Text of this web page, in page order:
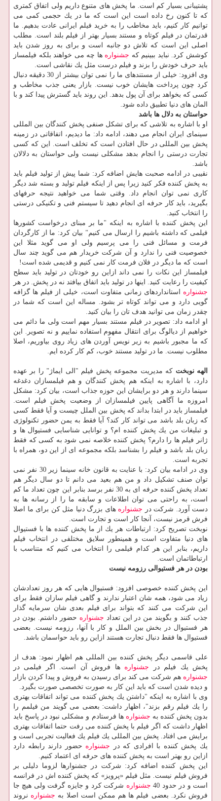
پشتیبانی بسیار كم است. ما پخش های متنوع داریم ولی اتفاق كمتری
كه تا كنون رخ داده است این است كه ما در یك حجمی كمی می
توانیم كار كنیم، باید مخاطب را به خرید فیلم ایرانی عادت بدهیم. ما
قدرتمان در فیلم كوتاه و مستند بسیار بهتر از فیلم بلند است. مطلب
اصلی این است كه تلاش دو جانبه است و برای به روز شدن باید
كوشش كرد. نباید ببینیم كه جشنواره ها چه می خواهند بلكه فیلمساز
باید حرف خودش را بزند و فیلم درست مثل یك نقاشی است.
وی افزود: خیلی از مستندهای ما را نمی توان بیشتر از 30 دقیقه دنبال
كرد چون پرداخت هایشان خوب نیست. بازار یعنی جذب مخاطب و
كسی كه بخواهد برای آن پول بدهد. این روند باید گسترش پیدا كند و با
المان های دنیا تطبیق داده شود.
حواستان به دلال ها باشد
او با اشاره به تلاشی كه برای تشكل صنفی پخش كنندگان بین المللی
سینمای ایران انجام می دهند، ادامه داد: ما دیدیم، اتفاقاتی در زمینه
پخش بین المللی در حال افتادن است كه تخلف است. این كه كسی
تجارت درستی را انجام بدهد مشكلی نیست ولی حواستان به دلالان
باشد.
نقیبی در ادامه صحبت هایش اضافه كرد: شما پیش از تولید فیلم باید
به پخش كننده فكر كنید زیرا پس از اینكه فیلم تولید و بسته شد دیگر
كاری نمی توان انجام داد. وقتی شما می خواهید نتیجه حرفهای
بگیرید، باید كار حرفه ای انجام دهید تا سیستم فنی و تكنیكی درستی
را انتخاب كنید.
این پخش كننده با اشاره به اینكه "ما بر مبنای درخواست كشورها
فیلمی كه داشته باشیم را ارسال می كنیم" بیان كرد: ما از كارگردان
فرمت و مسائل فنی را می پرسیم ولی او می گوید مثلا این
خصوصیت فنی را ندارد و آن شركت خریدار هم می گوید چند سال
است كه ما دیگر در فلان فرمت كار نمی كنیم و قدیمی شده است!
فیلمساز این نكات را نمی داند ازاین رو خودتان در تولید باید سطح
كیفیت را رعایت كنید. اینها در تولید باید اتفاق بیافتد نه در پخش. در هر
جشنواره استانداردهای زمانی متفاوت است، خیلی از فیلم ها گزافه
گویی دارد و می تواند كوتاه تر بشود. مساله این است كه شما در
چقدر زمان می توانید هدف تان را بیان كنید.
او ادامه داد: تصویر در فیلم مستند بسیار مهم است ولی ما دائم می
خواهیم از دیالوگ برای انتقال مفهوم استفاده نماییم و نه تصویر. این
كه ما مجبور باشیم به زیر نویس آوردن های زیاد روی بیاوریم، اصلا
مطلوب نیست. ما در تولید مستند خوب، كم كار كرده ایم.
الهه نوبخت كه مدیریت مجموعه پخش فیلم "الی ایماژ" را بر عهده
دارد، با اشاره به اینكه هم پخش كنندگان و هم فیلمسازان دغدغه
سینما دارند و هر دو برایشان این حوزه جذاب است، بیان كرد: مشكل
امروزه ما آگاهی پایین فیلمسازان از وضعیت پخش فیلم است.
فیلمساز باید در ابتدا بداند كه پخش بین الملل چیست و آیا فقط كسی
كه زبان بلد باشد می تواند كار كند؟ آیا فقط به یمن حضور تكنولوژی
و تبلیغات من یك پخش كننده ام؟ و توانایی شناسایی فستیوال ها و
ژانر فیلم ها را دارم؟ پخش كننده خلاصه نمی شود به كسی كه فقط
زبان بلد باشد و فیلم را بشناسد بلكه مجموعه ای از این دو، همراه با
تجربه است.
وی در ادامه بیان كرد: با عنایت به قانون خانه سینما زیر 30 نفر نمی
توان صنف تشكیل داد و من هم بعید می دانم تا دو سال دیگر هم
تعداد پخش كننده حرفه ای به 30 نفر برسد بنابر این چون تعداد ما كم
است، به راحتی می توان اطلاعات و سابقه ما را از رسانه ها به
دست آورد. شركت در جشنواره های بزرگ دنیا مثل كن برای ما اصلا
فرش قرمز نیست، آنجا كار است و تجارت است.
نوبخت تصریح كرد: ارتباطات هر یك از ما پخش كننده ها با فستیوال
های دنیا متفاوت است و همینطور سلایق مختلفی در انتخاب فیلم
داریم، بنابر این هر كدام فیلمی را انتخاب می كنیم كه متناسب با
ارتباطاتمان است.
بودن در هر فستیوالی رزومه نیست
این پخش كننده خصوصی افزود: فستیوال هایی كه هر روز تعدادشان
زیاد می شود، همه شان اعتبار ندارند و گاهی فیلم سازان فقط برای
این شركت می كنند كه بتواند برای فیلم بعدی شان سرمایه گذار
جذب كنند و بگویند من در این تعداد جشنواره حضور داشتم. بودن در
هر فستیوال در بخش بین الملل و كار با آنها، رزومه نیست. بعضی
فستیوال ها فقط دنبال تجارت هستند ازاین رو باید حواسمان باشد.
علی قاسمی دیگر پخش كننده بین المللی هم اظهار نمود: هدف از
پخش یك فیلم در جشنواره ها فروش آن است. اگر فیلمی در
جشنواره هم شركت می كند برای رسیدن به فروش و پیدا كردن بازار
و دیده شدن است كه باید این كار به صورت تخصصی صورت بگیرد.
وی با اشاره به اینكه "داشتن یك پخش كننده می تواند اتفاقات بهتری
را یك فیلم رقم بزند"، اظهار داشت: بعضی می گویند من فیلمم را
بدون پخش كننده به جشنواره ها فرستادم و مشكلی نبود در پاسخ باید
اظهار داشت كه اگر فیلم با پخش كننده می رفت حتما اتفاقات بهتری
برایش می افتاد. پخش بین المللی یك فیلم یك فعالیت تجربی است و
یك پخش كننده با افرادی كه در جشنواره حضور دارند رابطه دارد
ازاین رو بهتر است به پخش كننده های حرفه ای اعتماد كنیم.
این پخش كننده اضافه كرد: شركت در جشنوارها لزوما دلیلی بر
فروش فیلم نیست. مثل فیلم «پرویز» كه پخش كننده اش در فرانسه
است و در حدود 40
جشنواره شركت كرد و جایزه گرفت ولی هیچ جا
فروش نكرد. بعضی فیلم ها هم ممكن است اصلا به جشنواره نروند